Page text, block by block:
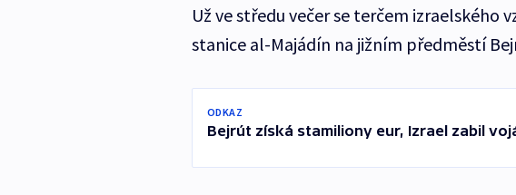
Už ve středu večer se terčem izraelského
stanice al-Majádín na jižním předměstí
ODKAZ
Bejrút získá stamiliony eur, Izrael zabil